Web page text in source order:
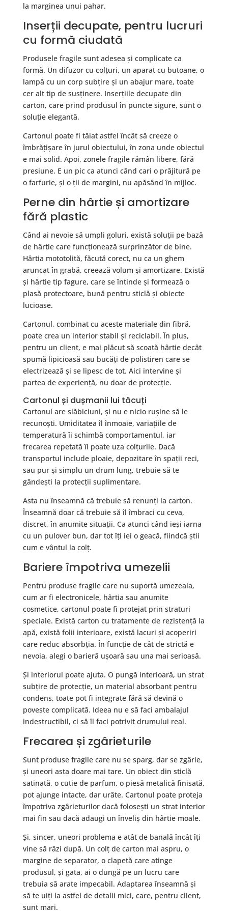
la marginea unui pahar.
Inserții decupate, pentru lucruri
cu formă ciudată
Produsele fragile sunt adesea și complicate ca
formă. Un difuzor cu colțuri, un aparat cu butoane, o
lampă cu un corp subțire și un abajur mare, toate
cer alt tip de susținere. Inserțiile decupate din
carton, care prind produsul în puncte sigure, sunt o
soluție elegantă.
Cartonul poate fi tăiat astfel încât să creeze o
îmbrățișare în jurul obiectului, în zona unde obiectul
e mai solid. Apoi, zonele fragile rămân libere, fără
presiune. E un pic ca atunci când cari o prăjitură pe
o farfurie, și o ții de margini, nu apăsând în mijloc.
Perne din hârtie și amortizare
fără plastic
Când ai nevoie să umpli goluri, există soluții pe bază
de hârtie care funcționează surprinzător de bine.
Hârtia mototolită, făcută corect, nu ca un ghem
aruncat în grabă, creează volum și amortizare. Există
și hârtie tip fagure, care se întinde și formează o
plasă protectoare, bună pentru sticlă și obiecte
lucioase.
Cartonul, combinat cu aceste materiale din fibră,
poate crea un interior stabil și reciclabil. În plus,
pentru un client, e mai plăcut să scoată hârtie decât
spumă lipicioasă sau bucăți de polistiren care se
electrizează și se lipesc de tot. Aici intervine și
partea de experiență, nu doar de protecție.
Cartonul și dușmanii lui tăcuți
Cartonul are slăbiciuni, și nu e nicio rușine să le
recunoști. Umiditatea îl înmoaie, variațiile de
temperatură îi schimbă comportamentul, iar
frecarea repetată îi poate uza colțurile. Dacă
transportul include ploaie, depozitare în spații reci,
sau pur și simplu un drum lung, trebuie să te
gândești la protecții suplimentare.
Asta nu înseamnă că trebuie să renunți la carton.
Înseamnă doar că trebuie să îl îmbraci cu ceva,
discret, în anumite situații. Ca atunci când ieși iarna
cu un pulover bun, dar tot îți iei o geacă, fiindcă știi
cum e vântul la colț.
Bariere împotriva umezelii
Pentru produse fragile care nu suportă umezeala,
cum ar fi electronicele, hârtia sau anumite
cosmetice, cartonul poate fi protejat prin straturi
speciale. Există carton cu tratamente de rezistență la
apă, există folii interioare, există lacuri și acoperiri
care reduc absorbția. În funcție de cât de strictă e
nevoia, alegi o barieră ușoară sau una mai serioasă.
Și interiorul poate ajuta. O pungă interioară, un strat
subțire de protecție, un material absorbant pentru
condens, toate pot fi integrate fără să devină o
poveste complicată. Ideea nu e să faci ambalajul
indestructibil, ci să îl faci potrivit drumului real.
Frecarea și zgârieturile
Sunt produse fragile care nu se sparg, dar se zgârie,
și uneori asta doare mai tare. Un obiect din sticlă
satinată, o cutie de parfum, o piesă metalică finisată,
pot ajunge intacte, dar urâte. Cartonul poate proteja
împotriva zgârieturilor dacă folosești un strat interior
mai fin sau dacă adaugi un înveliș din hârtie moale.
Și, sincer, uneori problema e atât de banală încât îți
vine să râzi după. Un colț de carton mai aspru, o
margine de separator, o clapetă care atinge
produsul, și gata, ai o dungă pe un lucru care
trebuia să arate impecabil. Adaptarea înseamnă și
să te uiți la astfel de detalii mici, care, pentru client,
sunt mari.